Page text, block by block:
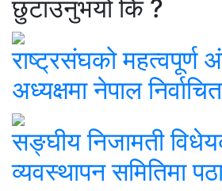
छुटाउनुभयो कि ?
राष्ट्रसंघको
अध्यक्षमा नेपाल निर्वाचित
सङ्घीय निजामती
व्यवस्थापन समितिमा